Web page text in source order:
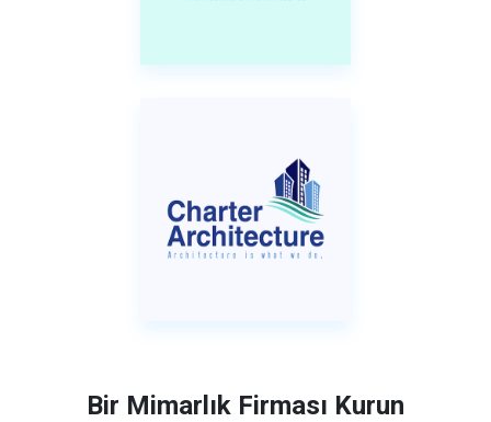
Bir Mimarlık Firması Kurun